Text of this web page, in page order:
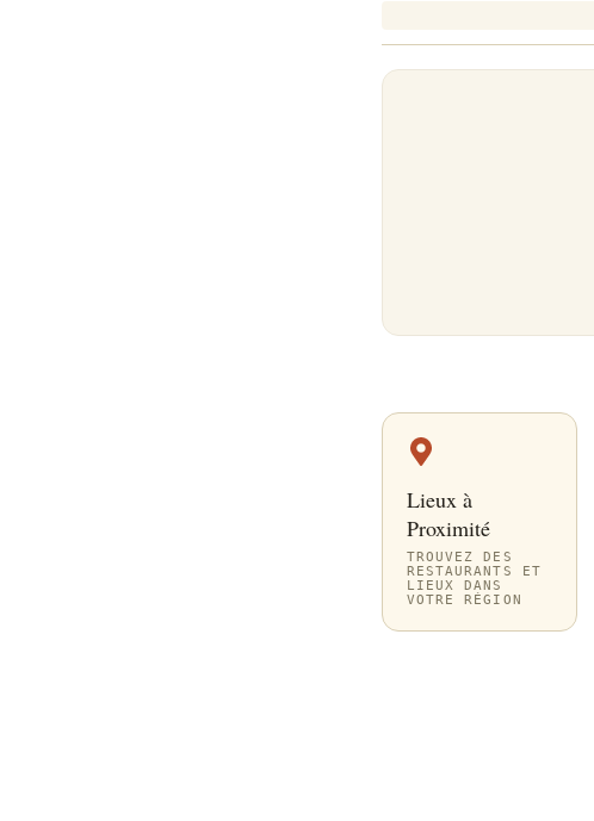
Lieux à
Proximité
TROUVEZ DES
RESTAURANTS ET
LIEUX DANS
VOTRE RÉGION